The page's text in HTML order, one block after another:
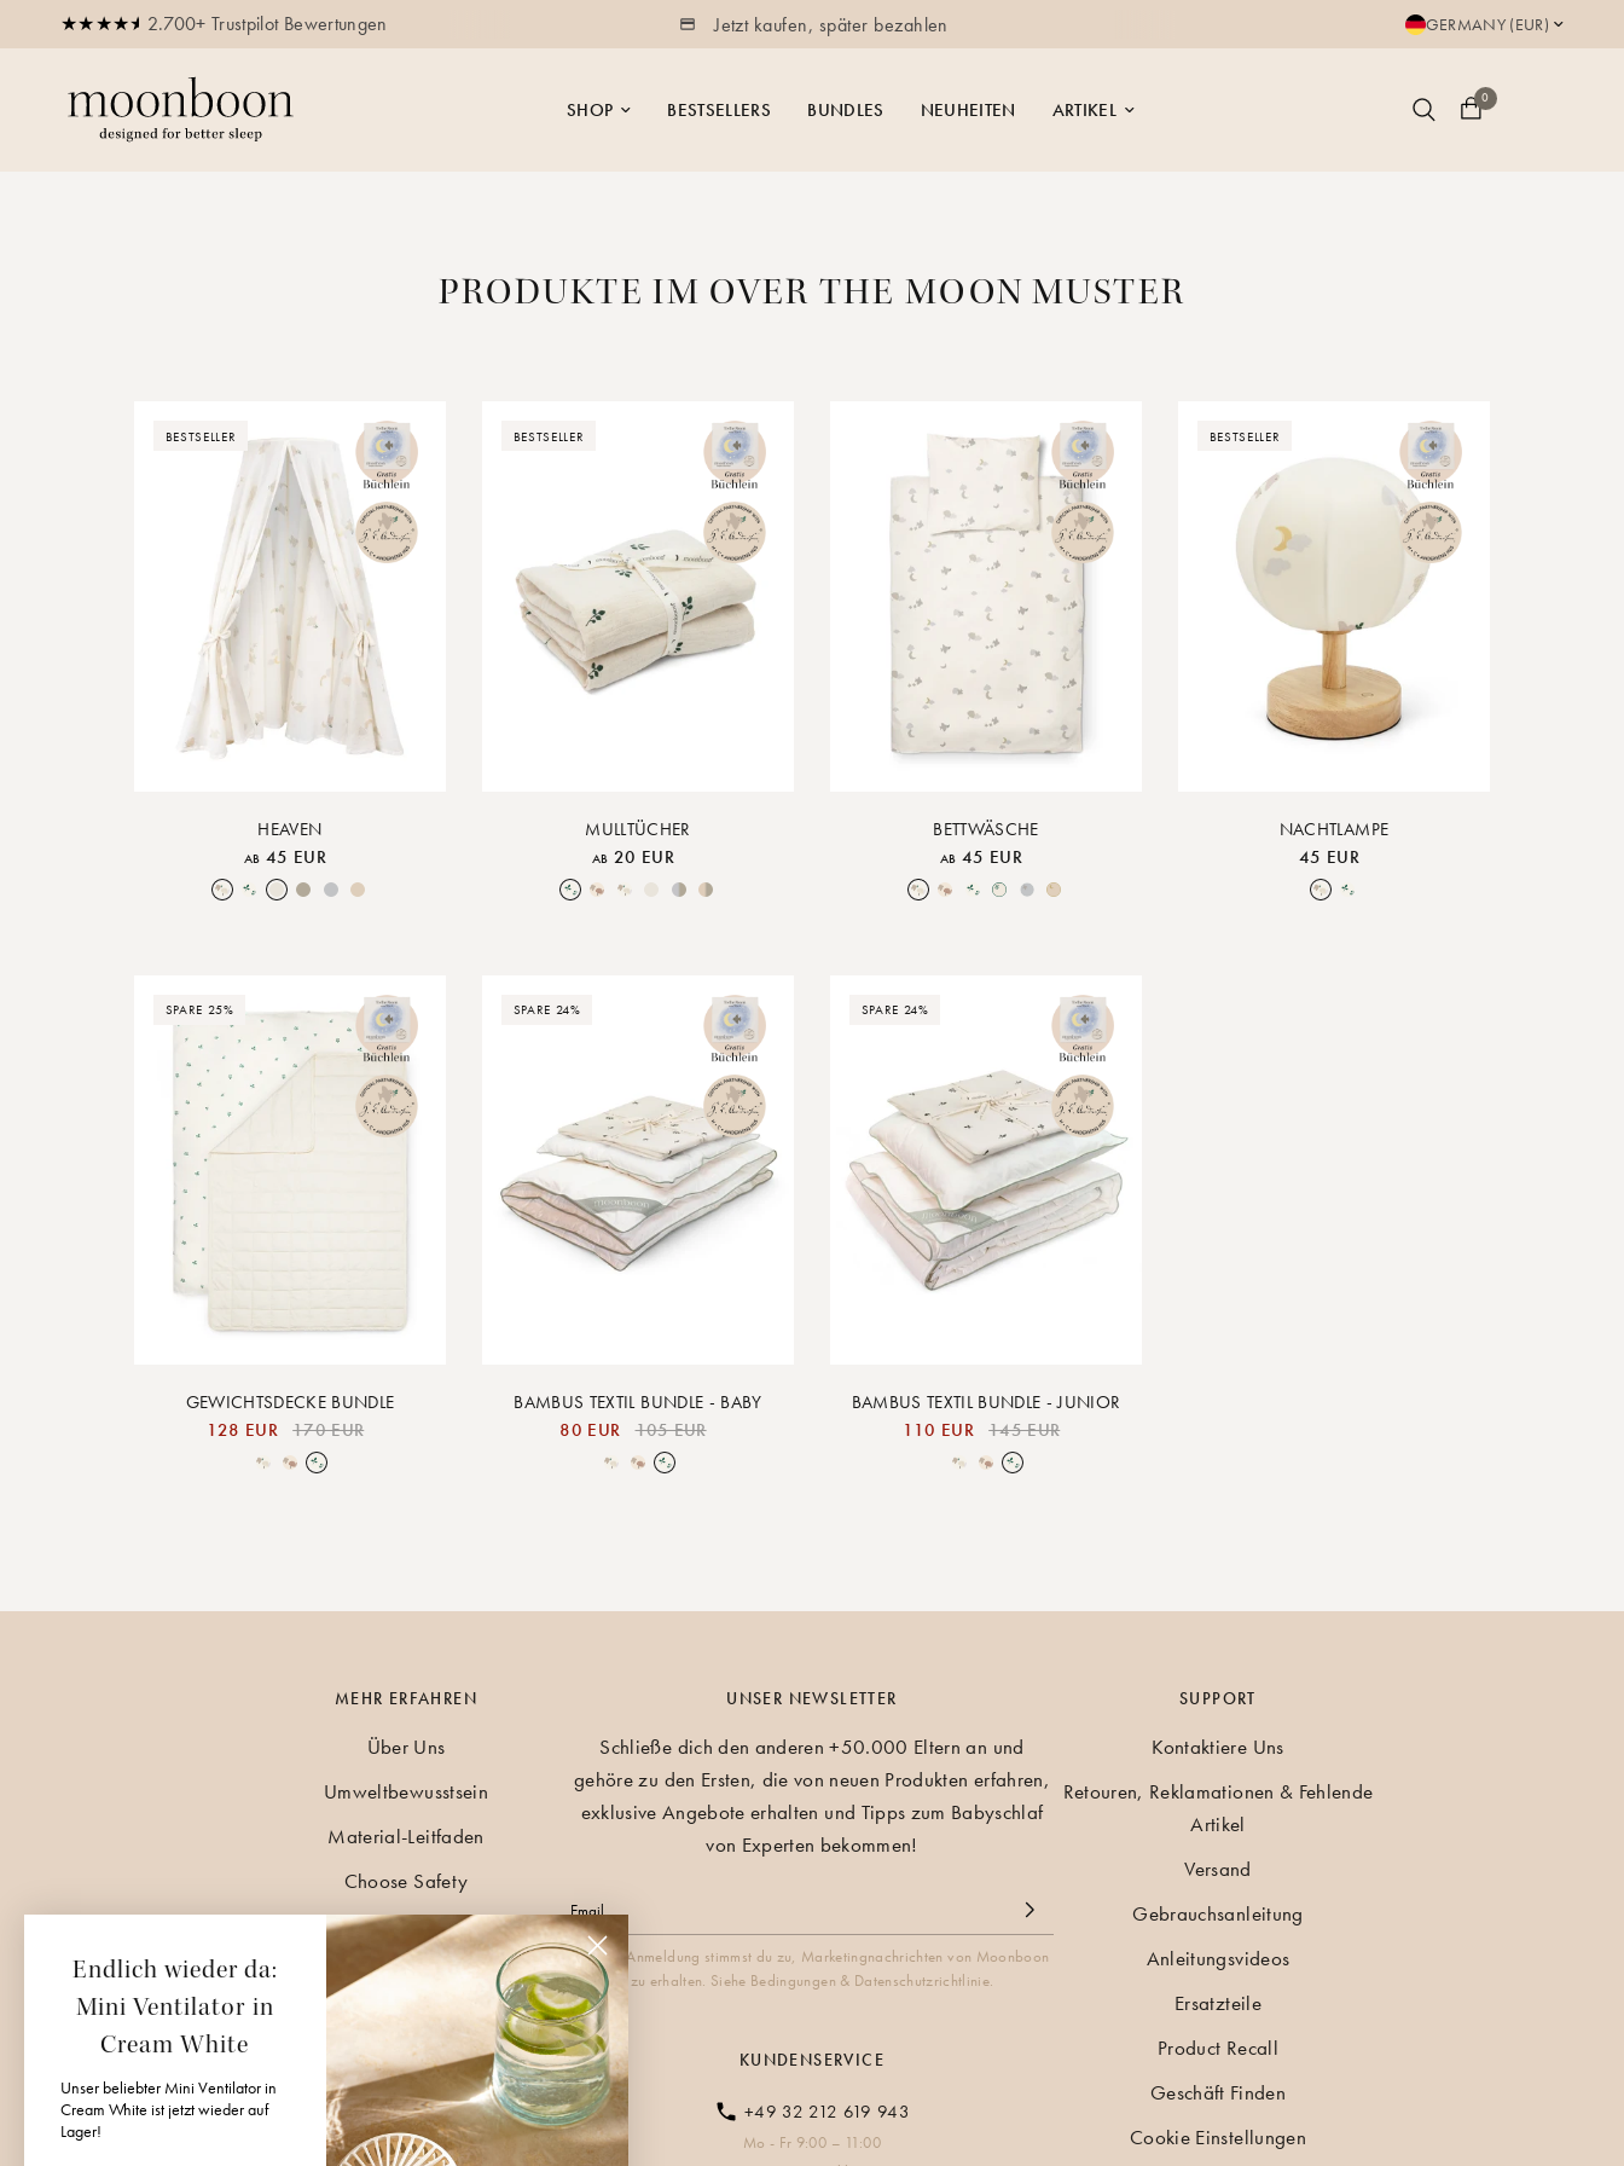
2.700+ Trustpilot Bewertungen
bis zu 35% auf alle Bundles Jetzt kaufen, später bezahlen 250.000+ glückliche
GERMANY (EUR)
SHOP BESTSELLERS BUNDLES NEUHEITEN ARTIKEL 0
PRODUKTE IM OVER THE MOON MUSTER
BESTSELLER
HEAVEN
AB 45 EUR
Over the Moon Nature
LeafNature
EarthLunar RockRose Cloud
BESTSELLER
MULLTÜCHER
AB 20 EUR
LeafOver the Moon RoseOver the Moon NatureNature
Blue MixRose Mix
BETTWÄSCHE
AB 45 EUR
Over the Moon Nature
Over the Moon RoseLeafPiped Nature
Piped Lunar RockPiped Rose Cloud
BESTSELLER
NACHTLAMPE
45 EUR
Over the Moon Nature
Leaf
SPARE 25%
GEWICHTSDECKE BUNDLE
128 EUR
170 EUR
Over the Moon Nature
Over the Moon Rose
Leaf
SPARE 24%
BAMBUS TEXTIL BUNDLE - BABY
80 EUR
105 EUR
Over the Moon Nature
Over the Moon Rose
Leaf
SPARE 24%
BAMBUS TEXTIL BUNDLE - JUNIOR
110 EUR
145 EUR
Over the Moon Nature
Over the Moon Rose
Leaf
MEHR ERFAHREN
Über Uns
Umweltbewusstsein
Material-Leitfaden
Choose Safety
Help Center
Karriere
Mieten
B2B & Großhandel
Moonboon App
UNSER NEWSLETTER
Schließe dich den anderen +50.000 Eltern an und
gehöre zu den Ersten, die von neuen Produkten erfahren,
exklusive Angebote erhalten und Tipps zum Babyschlaf
von Experten bekommen!
Mit der Anmeldung stimmst du zu, Marketingnachrichten von Moonboon
zu erhalten. Siehe Bedingungen & Datenschutzrichtlinie.
KUNDENSERVICE
+49 32 212 619 943
Mo - Fr 9:00 – 11:00
SUPPORT
Kontaktiere Uns
Retouren, Reklamationen & Fehlende
Artikel
Versand
Gebrauchsanleitung
Anleitungsvideos
Ersatzteile
Product Recall
Geschäft Finden
Cookie Einstellungen
Endlich wieder da:
Mini Ventilator in
Cream White
Unser beliebter Mini Ventilator in
Cream White ist jetzt wieder auf
Lager!